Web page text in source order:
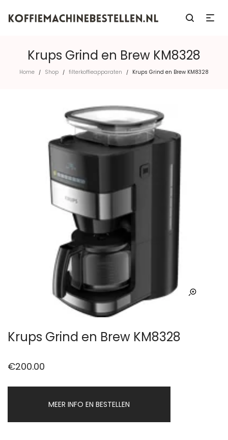
Krups Grind en Brew KM8328
Home / Shop / filterkoffieapparaten / Krups Grind en Brew KM8328
Krups Grind en Brew KM8328
€200.00
MEER INFO EN BESTELLEN